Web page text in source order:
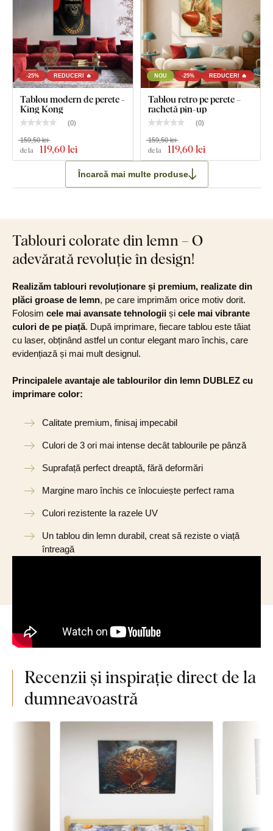
-25% REDUCERI 🔥
Tablou modern de perete -
King Kong
(0)
de la 119,60 lei
159,50 lei
NOU -25% REDUCERI 🔥
Tablou retro pe perete –
rachetă pin-up
(0)
de la 119,60 lei
159,50 lei
Încarcă mai multe produse
Tablouri colorate din lemn – O
adevărată revoluție în design!
Realizăm tablouri revoluționare și premium, realizate din
plăci groase de lemn, pe care imprimăm orice motiv dorit.
Folosim cele mai avansate tehnologii și cele mai vibrante
culori de pe piață. După imprimare, fiecare tablou este tăiat
cu laser, obținând astfel un contur elegant maro închis, care
evidențiază și mai mult designul.
Principalele avantaje ale tablourilor din lemn DUBLEZ cu
imprimare color:
Calitate premium, finisaj impecabil
Culori de 3 ori mai intense decât tablourile pe pânză
Suprafață perfect dreaptă, fără deformări
Margine maro închis ce înlocuiește perfect rama
Culori rezistente la razele UV
Un tablou din lemn durabil, creat să reziste o viață
întreagă
Recenzii și inspirație direct de la
dumneavoastră